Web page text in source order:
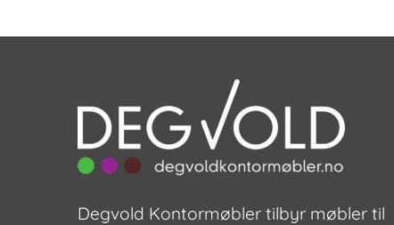
Degvold Kontormøbler tilbyr møbler til